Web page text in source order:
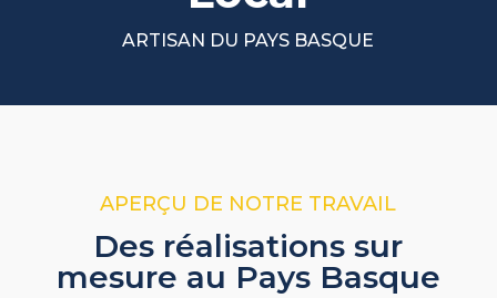
ARTISAN DU PAYS BASQUE
APERÇU DE NOTRE TRAVAIL
Des réalisations sur
mesure au Pays Basque